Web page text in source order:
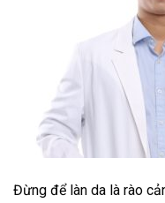
Đừng để làn da là rào